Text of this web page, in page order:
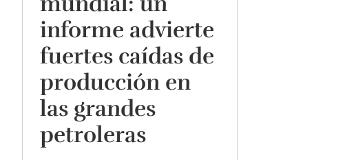
informe advierte
fuertes caídas de
producción en
las grandes
petroleras